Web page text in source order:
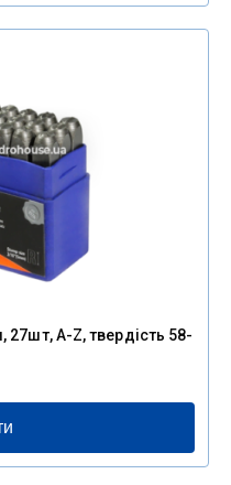
27шт, A-Z, твердість 58-